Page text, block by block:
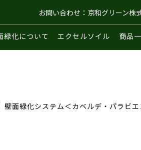
お問い合わせ：京和グリーン株
緑化について エクセルソイル 商品
壁面緑化システム＜カベルデ・パラビ